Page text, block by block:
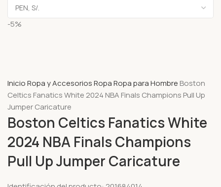
-5%
InicioRopa y AccesoriosRopaRopa para Hombre Boston
Celtics Fanatics White 2024 NBA Finals Champions Pull Up
Jumper Caricature
Boston Celtics Fanatics White
2024 NBA Finals Champions
Pull Up Jumper Caricature